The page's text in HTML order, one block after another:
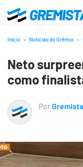
para
principal
Gremistas
Início Notícias do Grêmio
Neto
como
Por